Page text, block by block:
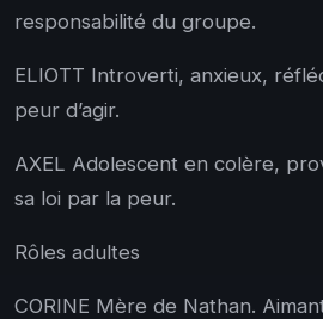
responsabilité du groupe.
ELIOTT Introverti, anxieux,
peur d’agir.
AXEL Adolescent en colère,
sa loi par la peur.
Rôles adultes
CORINE Mère de Nathan.